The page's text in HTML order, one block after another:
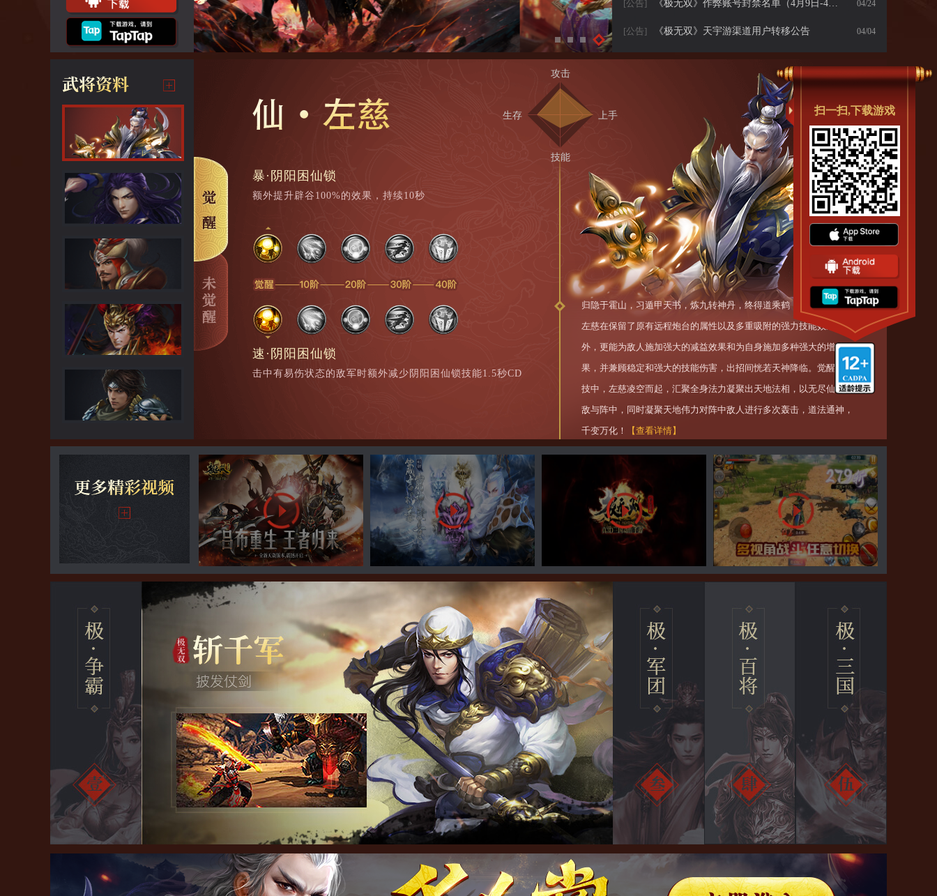
[公告] 《极无双》作弊账号封禁名单（4月9日-4月23日14:00） 04/24
[公告] 《极无双》天宇游渠道用户转移公告 04/04
盘点《极无双》中三对三国宿命生死冤家 10/31
凤凰同级新灵兽详解！戳我！ 04/29
给大家介绍一下 这是《极无双》的新武将@孙坚 10/11
[新闻] 国庆去哪人都多 不如来《极无双》砍到爽 09/21
[新闻] 我保证《极无双》新版本的灵宠是你见过最炫的
《极无双》作弊账号封禁名单（5月28日-7月1日17:00）
[公告] 《极无双》区服性质说明 06/18
[公告] 服务器异常通知 06/02
[公告] 《极无双》V11.00版本更新公告 04/29
04/24
[公告] 《极无双》天宇游渠道用户转移公告
《极无双》招募玩管啦！
[活动] 福利|主播孟海音约你谈恋爱，还送超值大礼包！ 07/27
[活动] 世界杯竞猜 | 中奖名单公布，五日内最高赢得返钻竟达3500+！ 06/26
[活动] 《极无双》元旦福利周，免费送好礼 12/27
[活动] 《极无双》周年回归招募令活动规则 11/15
金榜题名时 《极无双》高手教你如何冲上排行榜！
《极无双》试玩评测：极致再现三国猛将无双神技
武将技能展示——“蜀山剑仙—貂蝉”前来觐见！ 11/14
向dalao低头！军团科技树玩法详解 10/24
[攻略] 三国霸业《极无双》武将战力指南 10/20
暴·阴阳困仙锁
额外提升辟谷100%的效果，持续10秒
速·阴阳困仙锁
击中有易伤状态的敌军时额外减少阴阳困仙锁技能1.5秒CD
归隐于霍山，习遁甲天书，炼九转神丹，终得道乘鹤，飞升成仙。仙·
左慈在保留了原有远程炮台的属性以及多重吸附的强力技能效果之
外，更能为敌人施加强大的减益效果和为自身施加多种强大的增益效
果，并兼顾稳定和强大的技能伤害，出招间恍若天神降临。觉醒无双
技中，左慈凌空而起，汇聚全身法力凝聚出天地法相，以无尽仙符困
敌与阵中，同时凝聚天地伟力对阵中敌人进行多次轰击，道法通神，
千变万化！
【查看详情】
攻击
生存
技能
上手 扫一扫,下载游戏